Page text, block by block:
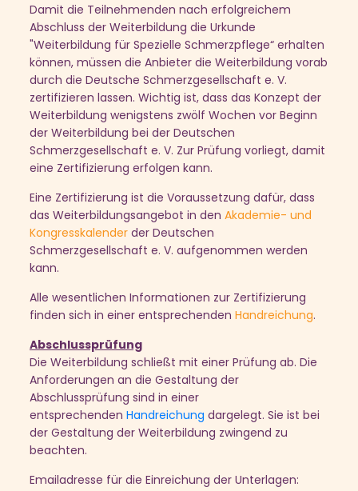
Damit die Teilnehmenden nach erfolgreichem
Abschluss der Weiterbildung die Urkunde
"Weiterbildung für Spezielle Schmerzpflege“ erhalten
können, müssen die Anbieter die Weiterbildung vorab
durch die Deutsche Schmerzgesellschaft e. V.
zertifizieren lassen. Wichtig ist, dass das Konzept der
Weiterbildung wenigstens zwölf Wochen vor Beginn
der Weiterbildung bei der Deutschen
Schmerzgesellschaft e. V. Zur Prüfung vorliegt, damit
eine Zertifizierung erfolgen kann.
Eine Zertifizierung ist die Voraussetzung dafür, dass
das Weiterbildungsangebot in den Akademie- und
Kongresskalender der Deutschen
Schmerzgesellschaft e. V. aufgenommen werden
kann.
Alle wesentlichen Informationen zur Zertifizierung
finden sich in einer entsprechenden Handreichung.
Abschlussprüfung
Die Weiterbildung schließt mit einer Prüfung ab. Die
Anforderungen an die Gestaltung der
Abschlussprüfung sind in einer
entsprechenden Handreichung dargelegt. Sie ist bei
der Gestaltung der Weiterbildung zwingend zu
beachten.
Emailadresse für die Einreichung der Unterlagen: